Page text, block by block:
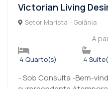
Victorian Living
Setor Marista - Goiânia
A
4 Quarto(s) 4
- Sob Consulta -Bem-